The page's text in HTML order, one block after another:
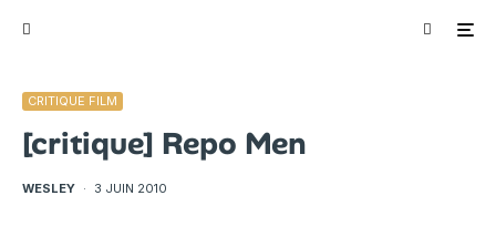
CRITIQUE FILM
[critique] Repo Men
WESLEY · 3 JUIN 2010